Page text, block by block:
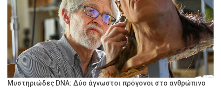
Μυστηριώδες DNA: Δύο άγνωστοι πρόγονοι στο ανθρώπινο